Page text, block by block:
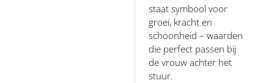
staat symbool voor
groei, kracht en
schoonheid – waarden
die perfect passen bij
de vrouw achter het
stuur.